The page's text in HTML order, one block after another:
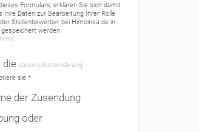
Formulars, erklären Sie sich damit
Ihre Daten zur Bearbeitung Ihrer Rolle
Stellenbewerber bei Himoinsa.de in
werden.
die datenschutzerklärung
sie *
der Zusendung
oder